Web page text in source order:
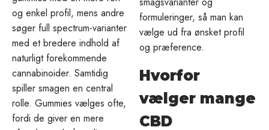
og enkel profil, mens andre
søger full spectrum-varianter
med et bredere indhold af
naturligt forekommende
cannabinoider. Samtidig
spiller smagen en central
rolle. Gummies vælges ofte,
fordi de giver en mere
formuleringer, så man kan
vælge ud fra ønsket profil
og præference.
Hvorfor
vælger mange
CBD